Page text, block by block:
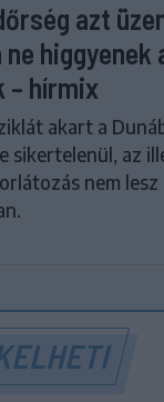
azt
higgyenek
– hírmix
akart a
sikertelenül, az
nem lesz